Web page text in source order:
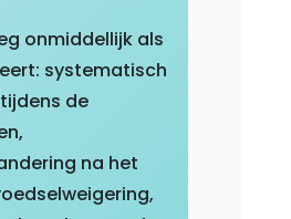
onmiddellijk als
systematisch
de
na het